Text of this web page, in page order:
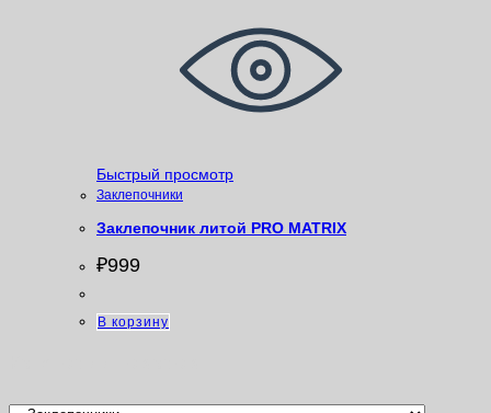
Быстрый просмотр
Заклепочники
Заклепочник литой PRO MATRIX
₽999
В корзину